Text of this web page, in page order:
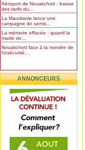
Aéroport de Nouakchott : baisse
des tarifs du...
La Mauritanie lance une
campagne de semis...
La mémoire effacée : quand la
mairie de...
Nouakchott face à la montée de
l’insécurité...
ANNONCEURS